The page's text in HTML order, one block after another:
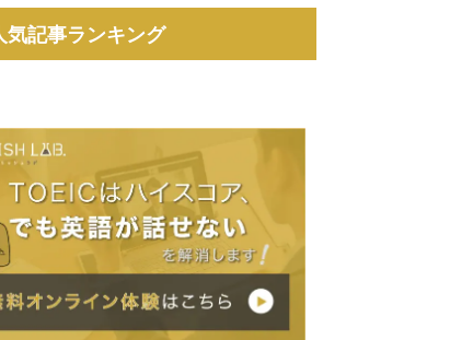
気記事ランキング